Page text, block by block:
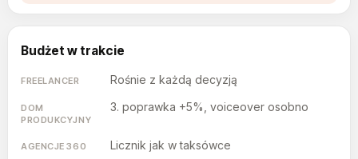
Budżet w trakcie
Rośnie z każdą decyzją
3. poprawka +5%, voiceover osobno
Licznik jak w taksówce